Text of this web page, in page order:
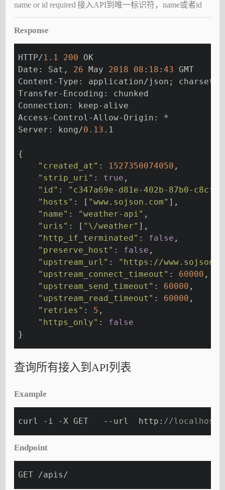
name or id required接入API到唯一标识符，name或者id
Response
HTTP/1.1 200 OK
Date: Sat, 26 May 2018 08 : 18 :43 GMT
Content-Type: application/json;
Transfer-Encoding: chunked
Connection: keep-alive
Access-Control-Allow-Origin: *
Server: kong/0.13 .1
{
"created_at" : 1527350074050 ,
"strip_uri" : true ,
"id" :
"c347a69e-d81e-402b-87b0-
"hosts" : [ "www.sojson.com" ],
"name" : "weather-api" ,
"uris" : [ "\/weather" ],
"http_if_terminated" : false ,
"preserve_host" : false ,
"upstream_url" :
"https://
"upstream_connect_timeout" : 60000 ,
"upstream_send_timeout" : 60000 ,
"upstream_read_timeout" : 60000 ,
"retries" : 5 ,
"https_only" : false
}
查询所有接入到API列表
Example
curl -i -X GET   --url  http: //
Endpoint
GET /apis/